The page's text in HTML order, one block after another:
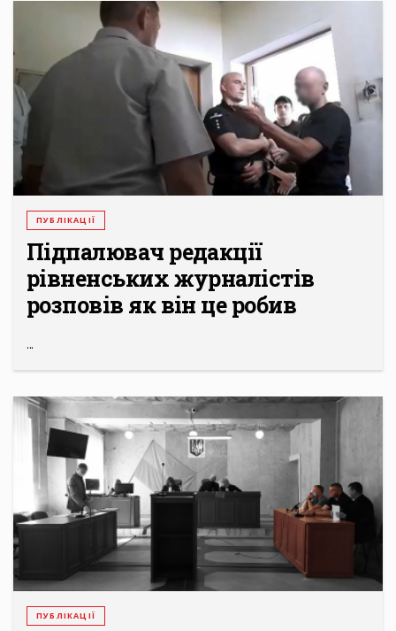
ПУБЛІКАЦІЇ
Підпалювач редакції
рівненських журналістів
розповів як він це робив
...
ПУБЛІКАЦІЇ